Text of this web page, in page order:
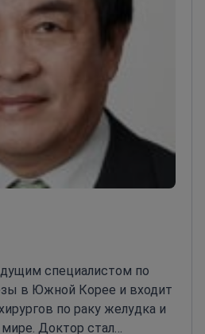
специалистом по
в Южной Корее и входит
по раку желудка и
Доктор стал